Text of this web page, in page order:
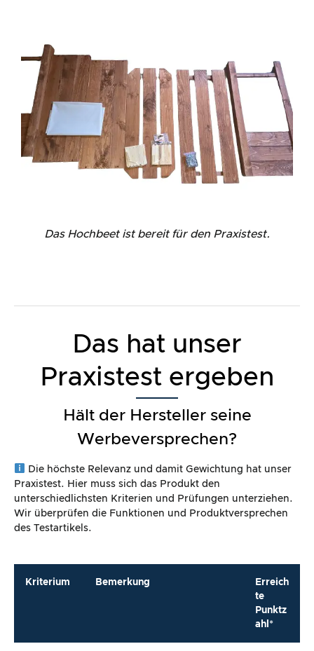
Das Hochbeet ist bereit für den Praxistest.
Das hat unser
Praxistest ergeben
Hält der Hersteller seine
Werbeversprechen?
Die höchste Relevanz und damit Gewichtung hat unser
Praxistest. Hier muss sich das Produkt den
unterschiedlichsten Kriterien und Prüfungen unterziehen.
Wir überprüfen die Funktionen und Produktversprechen
des Testartikels.
Kriterium Bemerkung
Erreich
te
Punktz
ahl*